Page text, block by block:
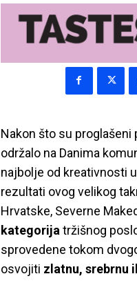
Nakon što su
održalo na Danima
najbolje od kreativnosti
rezultati ovog velikog
Hrvatske, Severne
kategorija tržišnog
sprovedene tokom
osvojiti zlatnu, srebrnu